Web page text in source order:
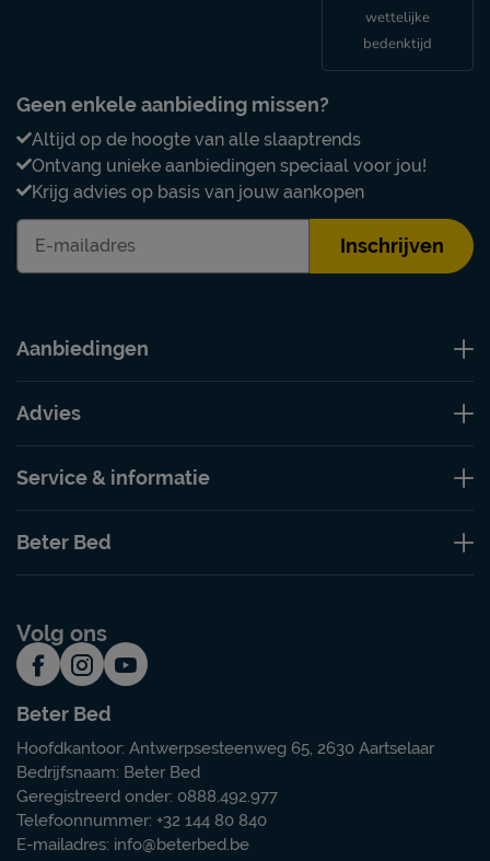
wettelijke
bedenktijd
Geen enkele aanbieding missen?
Altijd op de hoogte van alle slaaptrends
Ontvang unieke aanbiedingen speciaal voor jou!
Krijg advies op basis van jouw aankopen
Inschrijven
Aanbiedingen
Advies
Service & informatie
Beter Bed
Volg ons
Beter Bed
Hoofdkantoor: Antwerpsesteenweg 65, 2630 Aartselaar
Bedrijfsnaam: Beter Bed
Geregistreerd onder: 0888.492.977
Telefoonnummer: +32 144 80 840
E-mailadres: info@beterbed.be